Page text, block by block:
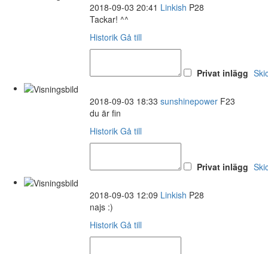
2018-09-03 20:41 Linkish P28
Tackar! ^^
Historik Gå till
Privat inlägg
2018-09-03 18:33 sunshinepower F23
du är fin
Historik Gå till
Privat inlägg
2018-09-03 12:09 Linkish P28
najs :)
Historik Gå till